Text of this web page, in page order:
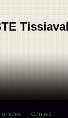
articles
Contact